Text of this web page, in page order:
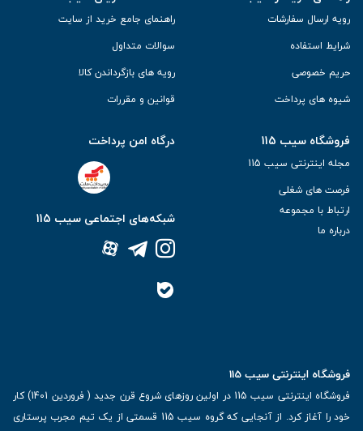
رویه ارسال سفارشات
شرایط استفاده
حریم خصوصی
شیوه های پرداخت
راهنمای جامع خرید از سایت
سوالات متداول
رویه های بازگرداندن کالا
قوانین و مقررات
فروشگاه سیب 115
مجله اینترنتی سیب 115
فرصت های شغلی
ارتباط با مجموعه
درباره ما
درگاه امن پرداخت
شبکه‌های اجتماعی سیب 115
فروشگاه اینترنتی سیب 115
فروشگاه اینترنتی سیب 115 در اولین روزهای شروع قرن جدید ( فروردین 1401) کار
خود را آغاز کرد. از آنجایی که گروه سیب 115 قسمتی از یک تیم مجرب پرستاری